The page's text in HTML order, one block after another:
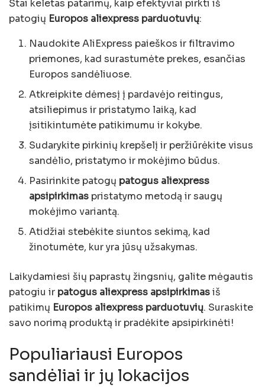
Štai keletas patarimų, kaip efektyviai pirkti iš
patogių Europos aliexpress parduotuvių:
Naudokite AliExpress paieškos ir filtravimo
priemones, kad surastumėte prekes, esančias
Europos sandėliuose.
Atkreipkite dėmesį į pardavėjo reitingus,
atsiliepimus ir pristatymo laiką, kad
įsitikintumėte patikimumu ir kokybe.
Sudarykite pirkinių krepšelį ir peržiūrėkite visus
sandėlio, pristatymo ir mokėjimo būdus.
Pasirinkite patogų patogus aliexpress
apsipirkimas pristatymo metodą ir saugų
mokėjimo variantą.
Atidžiai stebėkite siuntos sekimą, kad
žinotumėte, kur yra jūsų užsakymas.
Laikydamiesi šių paprastų žingsnių, galite mėgautis
patogiu ir patogus aliexpress apsipirkimasiš
patikimų Europos aliexpress parduotuvių. Suraskite
savo norimą produktą ir pradėkite apsipirkinėti!
Populiariausi Europos
sandėliai ir jų lokacijos